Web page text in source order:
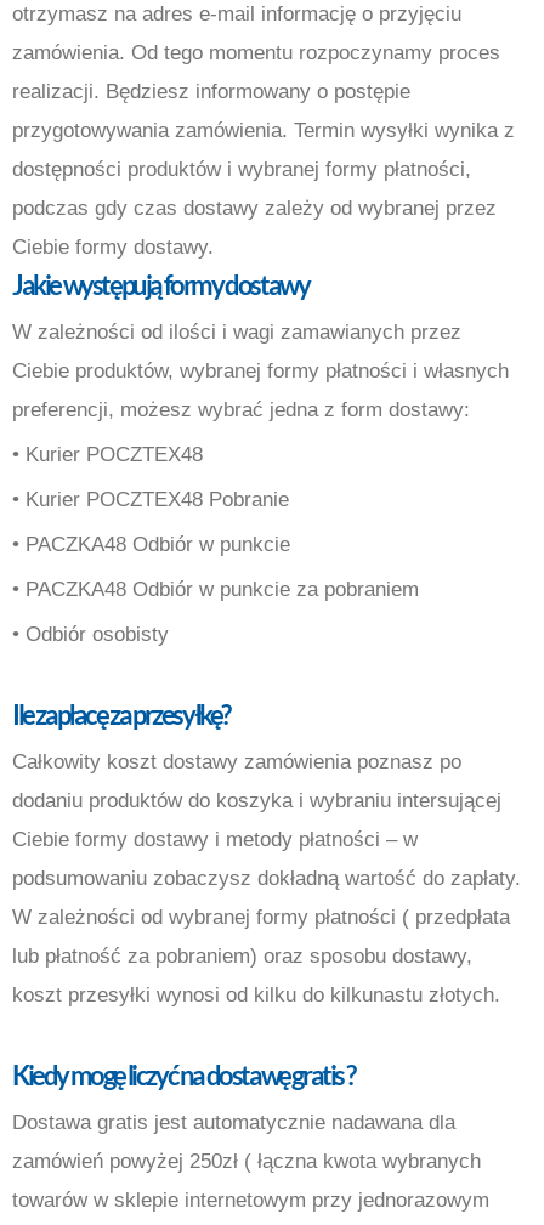
otrzymasz na adres e-mail informację o przyjęciu
zamówienia. Od tego momentu rozpoczynamy proces
realizacji. Będziesz informowany o postępie
przygotowywania zamówienia. Termin wysyłki wynika z
dostępności produktów i wybranej formy płatności,
podczas gdy czas dostawy zależy od wybranej przez
Ciebie formy dostawy.
Jakie występują formy dostawy
W zależności od ilości i wagi zamawianych przez
Ciebie produktów, wybranej formy płatności i własnych
preferencji, możesz wybrać jedna z form dostawy:
• Kurier POCZTEX48
• Kurier POCZTEX48 Pobranie
• PACZKA48 Odbiór w punkcie
• PACZKA48 Odbiór w punkcie za pobraniem
• Odbiór osobisty
Ile zapłacę za przesyłkę?
Całkowity koszt dostawy zamówienia poznasz po
dodaniu produktów do koszyka i wybraniu intersującej
Ciebie formy dostawy i metody płatności – w
podsumowaniu zobaczysz dokładną wartość do zapłaty.
W zależności od wybranej formy płatności ( przedpłata
lub płatność za pobraniem) oraz sposobu dostawy,
koszt przesyłki wynosi od kilku do kilkunastu złotych.
Kiedy mogę liczyć na dostawę gratis?
Dostawa gratis jest automatycznie nadawana dla
zamówień powyżej 250zł ( łączna kwota wybranych
towarów w sklepie internetowym przy jednorazowym